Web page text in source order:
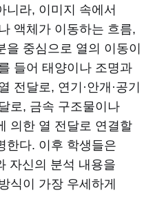
니라, 이미지 속에서
액체가 이동하는 흐름,
을 중심으로 열의 이동이
들어 태양이나 조명과
전달로, 연기·안개·공기
로, 금속 구조물이나
의한 열 전달로 연결할
한다. 이후 학생들은
자신의 분석 내용을
식이 가장 우세하게